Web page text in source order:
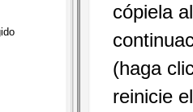
cópiela
(haga
reinicie